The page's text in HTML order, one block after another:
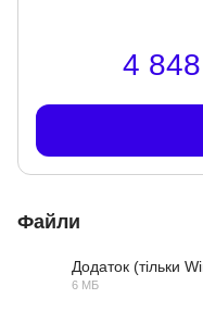
4
Файли
Додаток (тільки
6 МБ